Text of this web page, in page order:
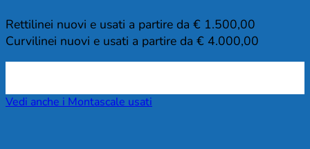
Rettilinei nuovi e usati a partire da € 1.500,00
Curvilinei nuovi e usati a partire da € 4.000,00
Vedi anche i Montascale usati